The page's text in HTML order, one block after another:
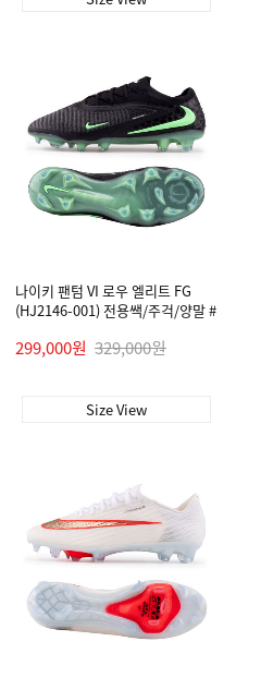
나이키 팬텀 VI 로우 엘리트 FG
(HJ2146-001) 전용쌕/주걱/양말 #
299,000원 329,000원
Size View